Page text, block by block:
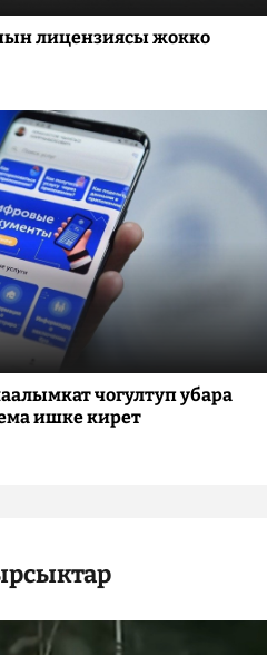
лицензиясы жокко
чогултуп убара
ишке кирет